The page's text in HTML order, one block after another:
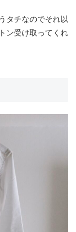
タチなのでそれ以
ン受け取ってくれ